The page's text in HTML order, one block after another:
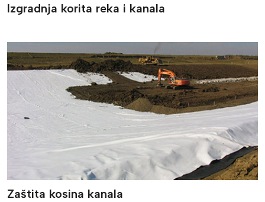
Izgradnja korita reka i kanala
Zaštita kosina kanala